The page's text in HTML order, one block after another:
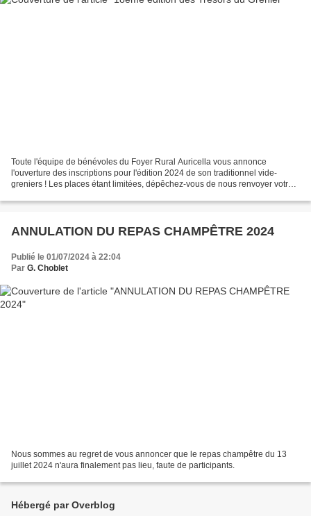
Toute l'équipe de bénévoles du Foyer Rural Auricella vous annonce
l'ouverture des inscriptions pour l'édition 2024 de son traditionnel vide-
greniers ! Les places étant limitées, dépêchez-vous de nous renvoyer votre
ANNULATION DU REPAS CHAMPÊTRE 2024
Publié le 01/07/2024 à 22:04
Par G. Choblet
Nous sommes au regret de vous annoncer que le repas champêtre du 13
juillet 2024 n'aura finalement pas lieu, faute de participants.
Hébergé par Overblog